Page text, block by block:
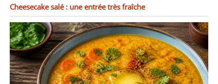
Cheesecake salé : une entrée très fraîche